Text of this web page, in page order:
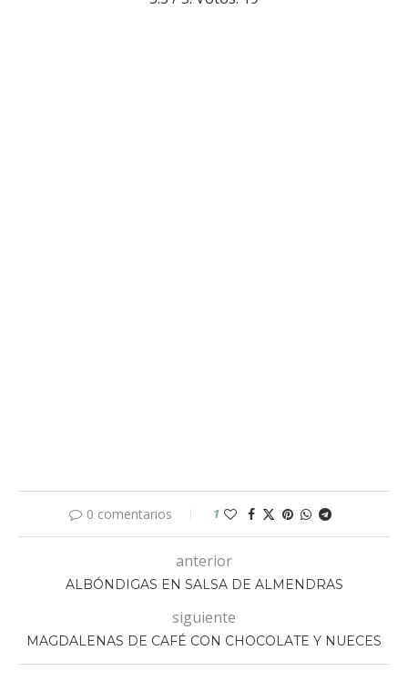
0 comentarios 1
anterior
ALBÓNDIGAS EN SALSA DE ALMENDRAS
siguiente
MAGDALENAS DE CAFÉ CON CHOCOLATE Y NUECES